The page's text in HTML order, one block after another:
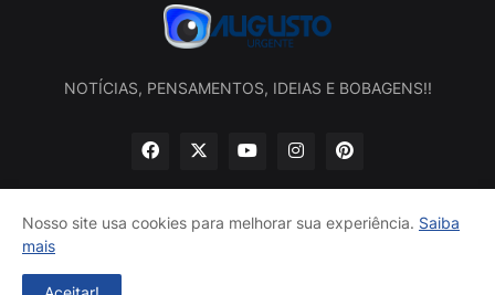
NOTÍCIAS, PENSAMENTOS, IDEIAS E BOBAGENS!!
Início
Nosso site usa cookies para melhorar sua experiência. Saiba
mais